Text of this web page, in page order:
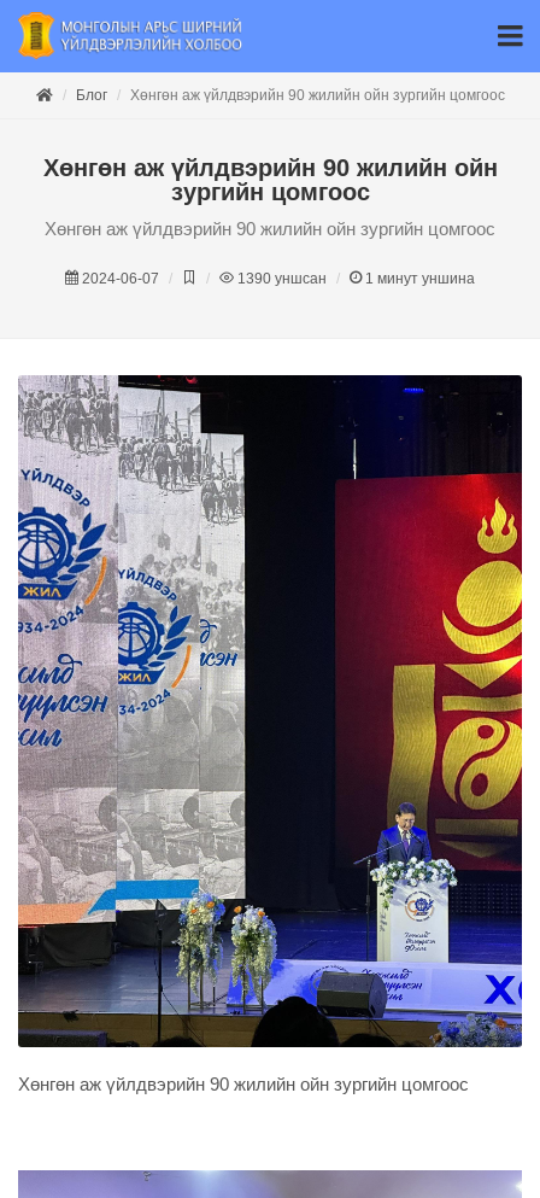
Блог Хөнгөн аж үйлдвэрийн 90 жилийн ойн зургийн цомгоос
Хөнгөн аж үйлдвэрийн 90 жилийн ойн
зургийн цомгоос
Хөнгөн аж үйлдвэрийн 90 жилийн ойн зургийн цомгоос
2024-06-07 1390 уншсан 1 минут уншина
Хөнгөн аж үйлдвэрийн 90 жилийн ойн зургийн цомгоос